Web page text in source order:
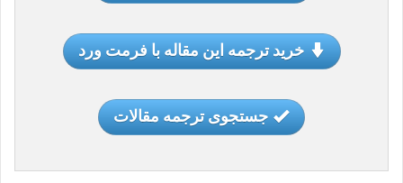
خرید ترجمه این مقاله با فرمت ورد
جستجوی ترجمه مقالات